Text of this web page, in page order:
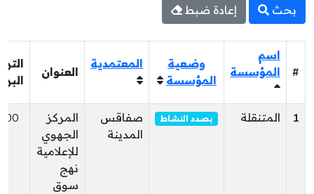
بحث إعادة ضبط
#
اسم
المؤسسة
وضعية
المؤسسة
المعتمدية
العنوان
1 المتنقلة بصدد النشاط
صفاقس
المدينة
المركز
الجهوي
للإعلامية
نهج
سوق